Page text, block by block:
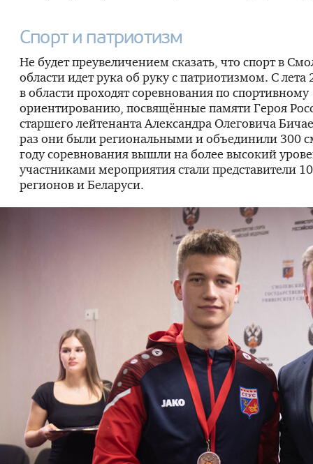
Спорт и патриотизм
Не будет преувеличением сказать, что спорт в
области идет рука об руку с патриотизмом. С лета
в области проходят соревнования по спортивному
ориентированию, посвящённые памяти Героя
старшего лейтенанта Александра Олеговича
раз они были региональными и объединили 300
году соревнования вышли на более высокий
участниками мероприятия стали представители
регионов и Беларуси.